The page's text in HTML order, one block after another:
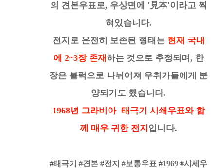
의 견본우표로, 우상면에 '見本'이라고 찍
혀있습니다.
전지로 온전히 보존된 형태는현재 국내
에 2~3장 존재 하는 것으로 추정되며, 한
장은 블럭으로 나뉘어져 우취가들에게 분
양되기도 했습니다.
1968년 그라비아 태극기 시쇄 우표와 함
께 매우 귀한 전지 입니다.
#태극기 #견본 #전지 #보통우표 #1969 #시세우